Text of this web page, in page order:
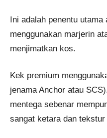
Ini adalah penentu utama
menggunakan marjerin
menjimatkan kos.
Kek premium
jenama Anchor atau
mentega sebenar
sangat ketara dan